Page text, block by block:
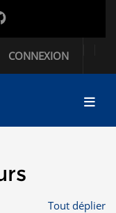
CONNEXION
Tout déplier